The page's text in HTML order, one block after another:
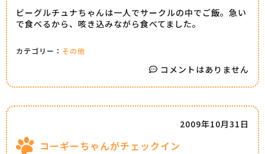
ビーグルチュナちゃんは一人でサークルの中でご飯。急い
で食べるから、咳き込みながら食べてました。
カテゴリー： その他
コメントはありません
コーギーちゃんがチェックイン
2009年10月31日